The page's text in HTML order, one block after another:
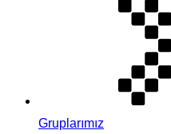
Gruplarımız